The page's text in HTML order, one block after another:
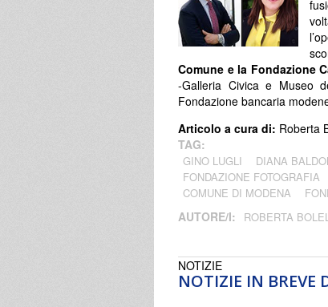
Comune e la Fondazione
-Galleria Civica e Museo
Fondazione bancaria
Articolo a cura di: Roberta
TAG:
GINO LUGLI DIANA
FONDAZIONE FOTOGRAFIA
COMUNE DI MODENA
AUTORE/I: ROBERTA
NOTIZIE IN BREVE
NOTIZIE